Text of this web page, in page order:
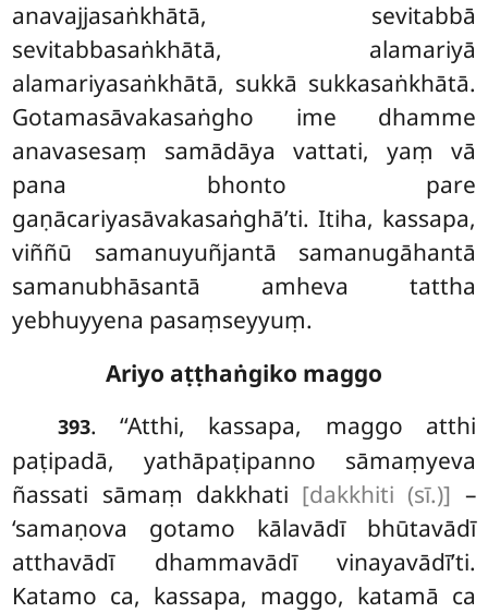
anavajjasaṅkhātā, sevitabbā
sevitabbasaṅkhātā, alamariyā
alamariyasaṅkhātā, sukkā sukkasaṅkhātā.
Gotamasāvakasaṅgho ime dhamme
anavasesaṃ samādāya vattati, yaṃ vā
pana bhonto pare
gaṇācariyasāvakasaṅghā’ti. Itiha, kassapa,
viññū samanuyuñjantā samanugāhantā
samanubhāsantā amheva tattha
yebhuyyena pasaṃseyyuṃ.
Ariyo aṭṭhaṅgiko maggo
393. ‘‘Atthi, kassapa, maggo atthi
paṭipadā, yathāpaṭipanno sāmaṃyeva
ñassati sāmaṃ dakkhati [dakkhiti (sī.)] –
‘samaṇova gotamo kālavādī bhūtavādī
atthavādī dhammavādī vinayavādī’ti.
Katamo ca, kassapa, maggo, katamā ca